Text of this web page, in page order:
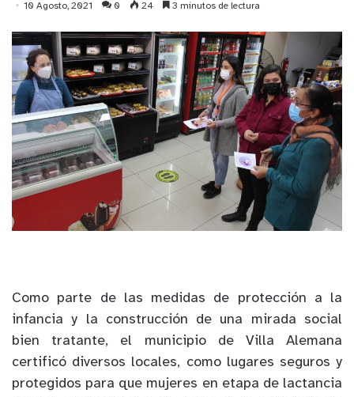
10 Agosto, 2021 0 24 3 minutos de lectura
Como parte de las medidas de protección a la
infancia y la construcción de una mirada social
bien tratante, el municipio de Villa Alemana
certificó diversos locales, como lugares seguros y
protegidos para que mujeres en etapa de lactancia